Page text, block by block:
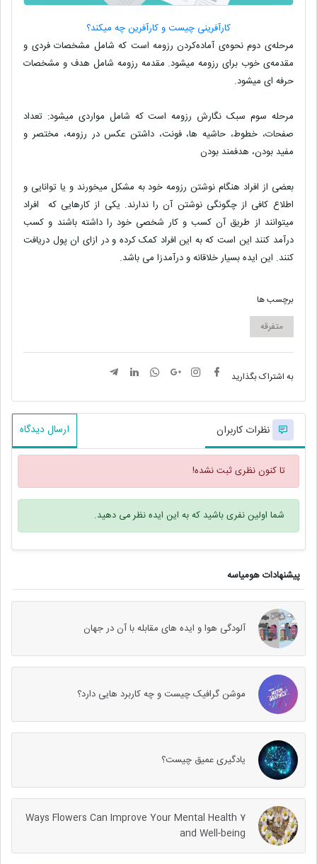
پیشنهادات هومیاسه
آلودگی هوا و ایده های مقابله با آن در جهان
موشن گرافیک چیست و چه کاربرد هایی دارد؟
یادگیری عمیق چیست؟
7 Ways Flowers Can Improve Your Mental Health
and Well-being
کارآفرینی چیست و کارآفرین چه میکند؟
مرحله‌ی دوم نحوه‌ی آماده‌کردن رزومه است که شامل مشخصات فردی و
مقدمه‌ی خوب برای رزومه‌ میشود. مقدمه رزومه شامل هدف و مشخصات
حرفه ای میشود.
مرحله سوم سبک نگارش رزومه است که شامل مواردی میشود: تعداد
صفحات، خطوط، حاشیه ها، فونت، داشتن عکس در رزومه، مختصر و
مفید بودن، هدفمند بودن
بعضی از افراد هنگام نوشتن رزومه خود به مشکل میخورند و یا توانایی و
اطلاع کافی از چگونگی نوشتن آن را ندارند. یکی از کارهایی که افراد
میتوانند از طریق آن کسب و کار شخصی خود را داشته باشند و کسب
درآمد کنند این است که به این افراد کمک کرده و در ازای ان پول دریافت
کنند. این ایده بسیار خلاقانه و درآمدزا می باشد.
برچسب ها
متفرقه
به اشتراک بگذارید
نظرات کاربران ارسال دیدگاه
تا کنون نظری ثبت نشده!
شما اولین نفری باشید که به این ایده نظر می دهید.